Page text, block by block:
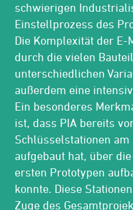
schwierigen
Einstellprozess des
Die Komplexität der E-
durch die vielen
unterschiedlichen
außerdem eine
Ein besonderes
ist, dass PIA bereits
Schlüsselstationen
aufgebaut hat, über
ersten Prototypen
konnte. Diese
Zuge des